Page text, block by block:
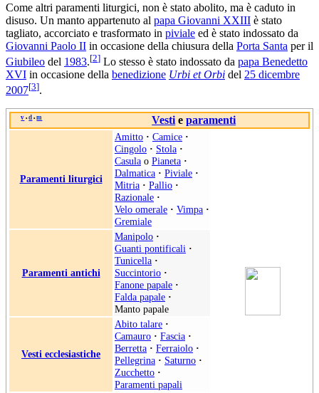
Come altri paramenti liturgici, non è stato abolito, ma è caduto in
disuso. Un manto appartenuto al papa Giovanni XXIII è stato
tagliato, accorciato e trasformato in piviale ed è stato indossato da
Giovanni Paolo II in occasione della chiusura della Porta Santa per il
Giubileo del 1983.[2] Lo stesso è stato indossato da papa Benedetto
XVI in occasione della benedizione Urbi et Orbi del 25 dicembre
2007[3].
v • d • m Vestieparamenti
Paramenti liturgici
Amitto · Camice ·
Cingolo · Stola ·
Casula o Pianeta ·
Dalmatica · Piviale ·
Mitria · Pallio ·
Razionale ·
Velo omerale · Vimpa ·
Gremiale
Paramenti antichi
Manipolo ·
Guanti pontificali ·
Tunicella ·
Succintorio ·
Fanone papale ·
Falda papale ·
Manto papale
Vesti ecclesiastiche
Abito talare ·
Camauro · Fascia ·
Berretta · Ferraiolo ·
Pellegrina · Saturno ·
Zucchetto ·
Paramenti papali